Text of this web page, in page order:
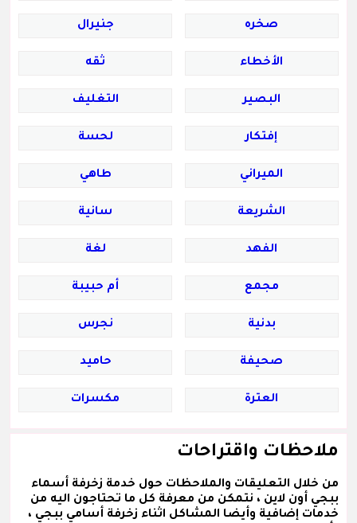
صخره جنيرال
الأخطاء ثقه
البصير التغليف
إفتكار لحسة
الميراني طاهي
الشريعة سانية
الفهد لغة
مجمع أم حبيبة
بدنية نجرس
صحيفة حاميد
العترة مكسرات
ملاحظات واقتراحات
من خلال التعليقات والملاحظات حول خدمة زخرفة أسماء
ببجي أون لاين ، نتمكن من معرفة كل ما تحتاجون اليه من
خدمات إضافية وأيضا المشاكل اثناء زخرفة أسامي ببجي ،